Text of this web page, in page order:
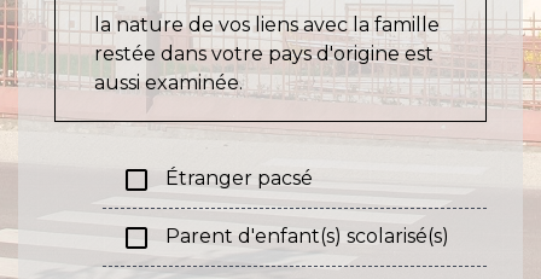
la nature de vos liens avec la famille
restée dans votre pays d'origine est
aussi examinée.
check_box_outline_blank Étranger pacsé
check_box_outline_blank Parent d'enfant(s) scolarisé(s)